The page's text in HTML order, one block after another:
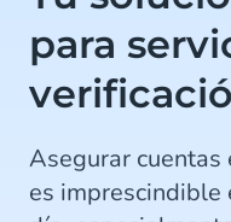
para
Asegurar cuentas
es imprescindible